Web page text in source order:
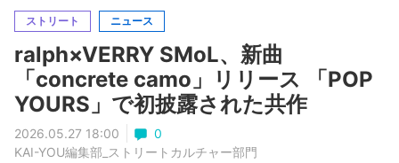
ストリート ニュース
ralph×VERRY SMoL、新曲
「concrete camo」リリース 「POP
YOURS」で初披露された共作
2026.05.27 18:00
0
KAI-YOU編集部_ストリートカルチャー部門